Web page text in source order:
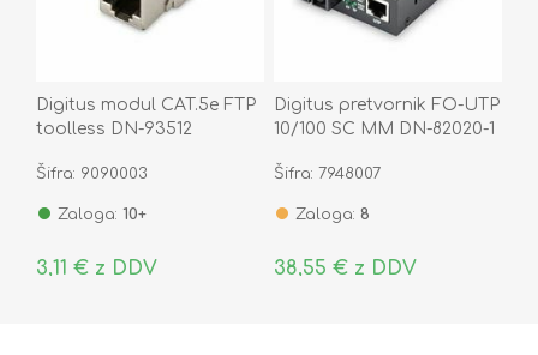
Digitus modul CAT.5e FTP
toolless DN-93512
Šifra: 9090003
Zaloga: 10+
3,11 € z DDV
Digitus pretvornik FO-UTP
10/100 SC MM DN-82020-1
Šifra: 7948007
Zaloga: 8
38,55 € z DDV